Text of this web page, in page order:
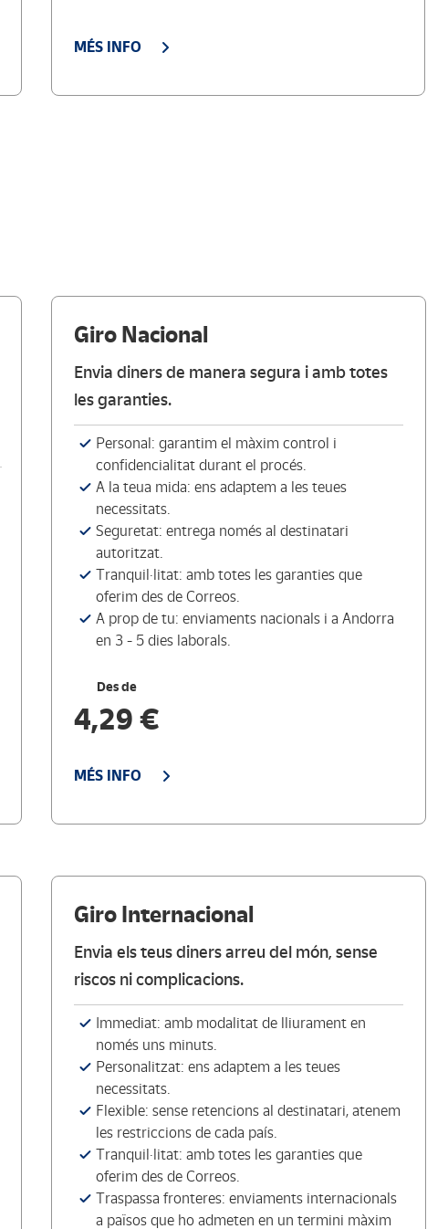
MÉS INFO
Giro Nacional
Envia diners de manera segura i amb totes
les garanties.
Personal: garantim el màxim control i
confidencialitat durant el procés.
A la teua mida: ens adaptem a les teues
necessitats.
Seguretat: entrega només al destinatari
autoritzat.
Tranquil·litat: amb totes les garanties que
oferim des de Correos.
A prop de tu: enviaments nacionals i a Andorra
en 3 - 5 dies laborals.
Des de
4,29 €
MÉS INFO
Giro Internacional
Envia els teus diners arreu del món, sense
riscos ni complicacions.
Immediat: amb modalitat de lliurament en
només uns minuts.
Personalitzat: ens adaptem a les teues
necessitats.
Flexible: sense retencions al destinatari, atenem
les restriccions de cada país.
Tranquil·litat: amb totes les garanties que
oferim des de Correos.
Traspassa fronteres: enviaments internacionals
a països que ho admeten en un termini màxim